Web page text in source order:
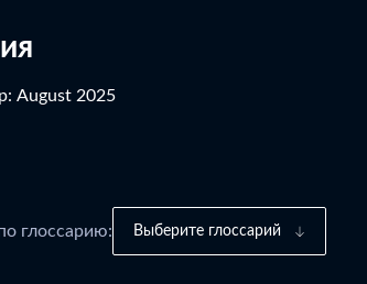
: August 2025
глоссарию: Выберите глоссарий